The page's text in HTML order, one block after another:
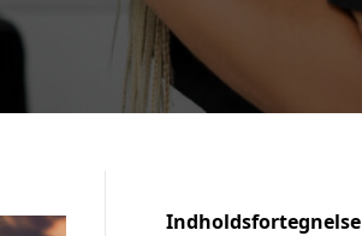
Indholdsfortegnelse